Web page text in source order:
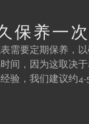
保养一次
需要定期保养，以
间，因为这取决
验，我们建议约4-